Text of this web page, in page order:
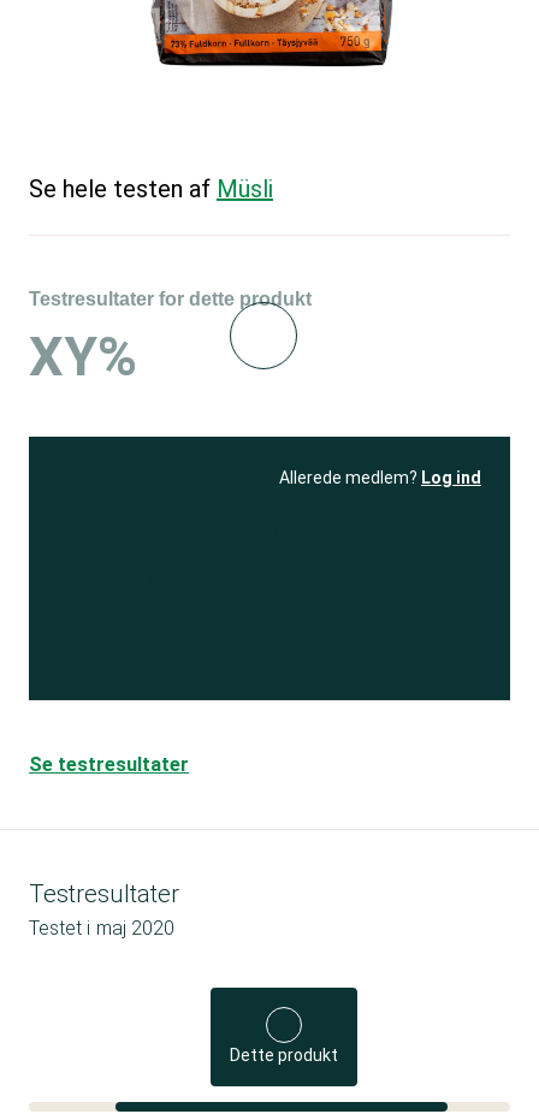
Se hele testen af Müsli
Testresultater for dette produkt
XY%
Allerede medlem? Log ind
Se testresultater
Testresultater
Testet i maj 2020
Dette produkt